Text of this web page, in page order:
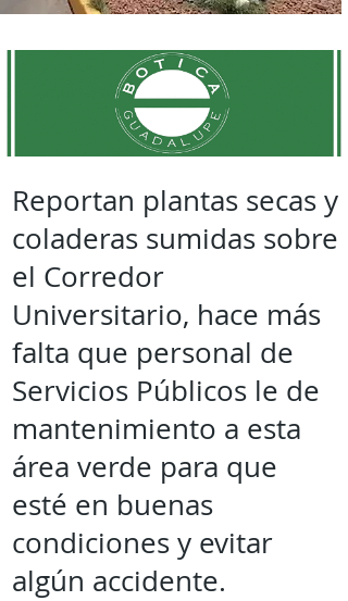
Reportan plantas secas y
coladeras sumidas sobre
el Corredor
Universitario, hace más
falta que personal de
Servicios Públicos le de
mantenimiento a esta
área verde para que
esté en buenas
condiciones y evitar
algún accidente.